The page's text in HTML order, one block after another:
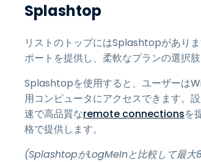
Splashtop
リストのトップにはSplashtopがあり
ポートを提供し、柔軟なプランの選択
Splashtopを使用すると、ユーザーは
用コンピュータにアクセスできます。
速で高品質なremote connectionsを
格で提供します。
(SplashtopがLogMeInと比較して最大